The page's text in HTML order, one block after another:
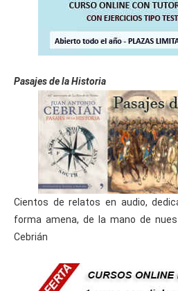
Pasajes de la Historia
Cientos de relatos en audio,
forma amena, de la mano de
Cebrián